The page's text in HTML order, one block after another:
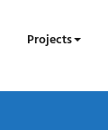
Projects